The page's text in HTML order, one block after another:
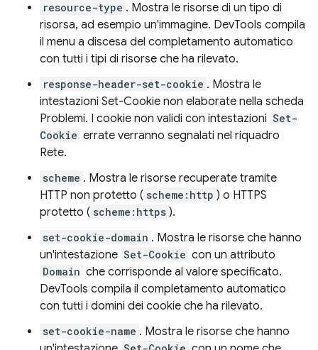
resource-type . Mostra le risorse di un tipo di
risorsa, ad esempio un'immagine. DevTools compila
il menu a discesa del completamento automatico
con tutti i tipi di risorse che ha rilevato.
response-header-set-cookie . Mostra le
intestazioni Set-Cookie non elaborate nella scheda
Problemi. I cookie non validi con intestazioni Set-
Cookie errate verranno segnalati nel riquadro
Rete.
scheme . Mostra le risorse recuperate tramite
HTTP non protetto ( scheme:http ) o HTTPS
protetto ( scheme:https ).
set-cookie-domain . Mostra le risorse che hanno
un'intestazione Set-Cookie con un attributo
Domain che corrisponde al valore specificato.
DevTools compila il completamento automatico
con tutti i domini dei cookie che ha rilevato.
set-cookie-name . Mostra le risorse che hanno